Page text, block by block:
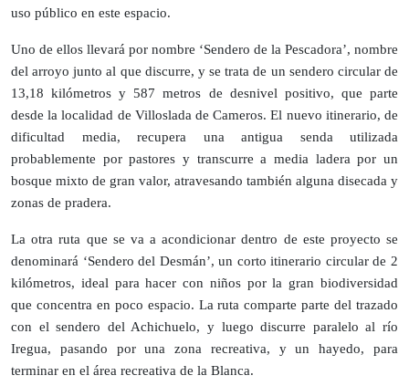
uso público en este espacio.
Uno de ellos llevará por nombre ‘Sendero de la Pescadora’, nombre
del arroyo junto al que discurre, y se trata de un sendero circular de
13,18 kilómetros y 587 metros de desnivel positivo, que parte
desde la localidad de Villoslada de Cameros. El nuevo itinerario, de
dificultad media, recupera una antigua senda utilizada
probablemente por pastores y transcurre a media ladera por un
bosque mixto de gran valor, atravesando también alguna disecada y
zonas de pradera.
La otra ruta que se va a acondicionar dentro de este proyecto se
denominará ‘Sendero del Desmán’, un corto itinerario circular de 2
kilómetros, ideal para hacer con niños por la gran biodiversidad
que concentra en poco espacio. La ruta comparte parte del trazado
con el sendero del Achichuelo, y luego discurre paralelo al río
Iregua, pasando por una zona recreativa, y un hayedo, para
terminar en el área recreativa de la Blanca.